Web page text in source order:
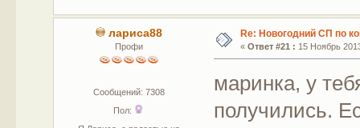
лариса88
Профи
Сообщений: 7308
Пол:
Re: Новогодний СП по
« Ответ #21 : 15 Ноябрь
маринка, у
получились.